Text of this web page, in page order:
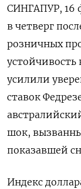
СИНГАПУР, 16
в четверг
розничных
усилили
ставок
шок,
показавшей
Индекс